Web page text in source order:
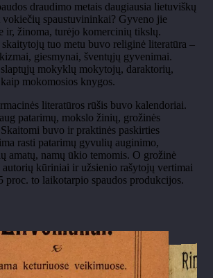
draudimo metais daugiausia lietuviškų
spaustuvininkai? Gyveno jie
ir, žinoma, turėjo komercinių tikslų.
tuo metu buvo religinė literatūra –
giesmynai, šventųjų gyvenimai.
mokyklų mokytojų, daraktorių,
mokomosios knygos.
literatūros rūšis buvo kalendoriai.
patarimų, mokslo žinių, grožinės
buvo ir praktinės paskirties
rasti patarimų gyvulių auginimo,
amatų, namų ūkio temomis. O grožinė
kūriniai ir užsienio rašytojų vertimai
proc. to laikotarpio spaudos produkcijos.